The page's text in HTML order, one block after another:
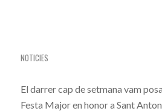
NOTICIES
El darrer cap de setmana vam
Festa Major en honor a Sant